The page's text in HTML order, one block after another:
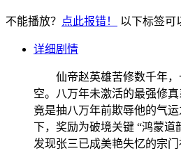
不能播放？ 点此报错！ 以下标签可
详细剧情
仙帝赵英雄苦修数千年，
空。八万年未激活的最强修
竟是抽八万年前欺辱他的气
下，奖励为破境关键 “鸿蒙道
发现张三已成美艳失忆的宗